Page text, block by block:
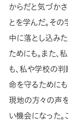
からだと気づか
とを学んだ。そ
中に落とし込み
ためにも。また
も、私や学校の
命を守るために
現地の方々の声
い機会になった